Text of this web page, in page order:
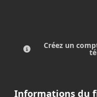
Créez un
Informations du